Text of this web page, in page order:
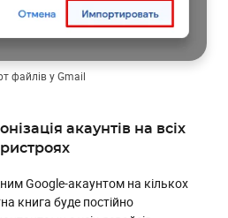
файлів у Gmail
акаунтів на всіх
Google-акаунтом на кількох
книга буде постійно